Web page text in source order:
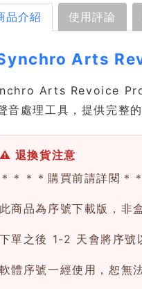
品介紹 使用評論
Arts
Arts Revoice Pro
音處理工具，提供完整
⚠ 退換貨注意
＊＊＊＊購買前請詳閱＊
此商品為序號下載版，非
下單之後 1-2 天會將序號
軟體序號一經使用，恕無